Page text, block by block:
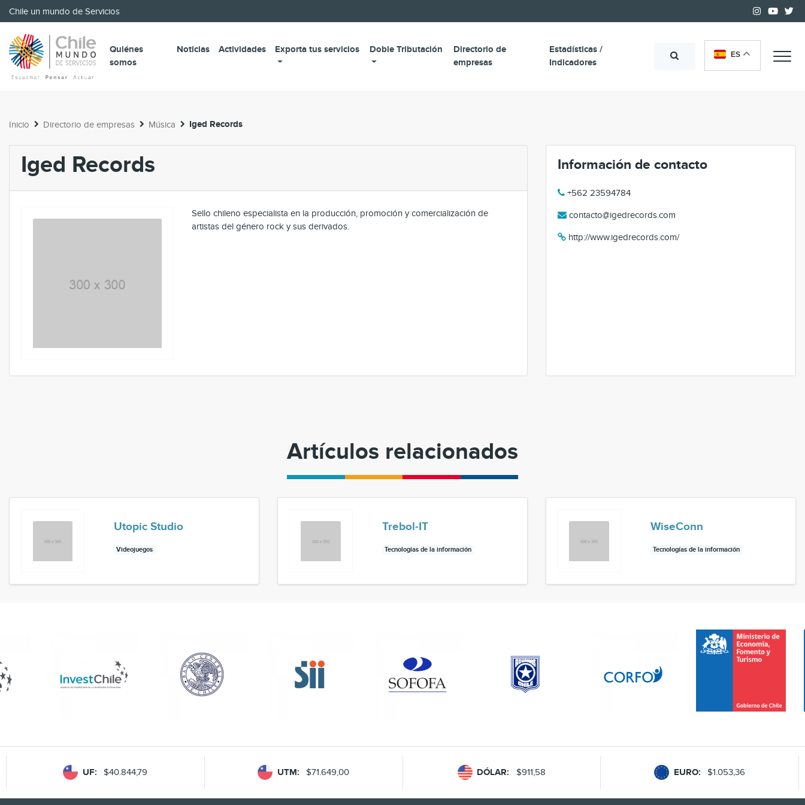
Chile un mundo de Servicios
Quiénes
somos
Noticias Actividades Exporta tus servicios Doble Tributación
Directorio de
empresas
Estadísticas /
Indicadores
ES
Inicio Directorio de empresas Música Iged Records
Iged Records
Sello chileno especialista en la producción, promoción y comercialización de
artistas del género rock y sus derivados.
Información de contacto
+562 23594784
contacto@igedrecords.com
http://www.igedrecords.com/
Artículos relacionados
Utopic Studio
Videojuegos
Trebol-IT
Tecnologías de la información
WiseConn
Tecnologías de la información
UF: $40.844,79 UTM: $71.649,00 DÓLAR: $911,58 EURO: $1.053,36